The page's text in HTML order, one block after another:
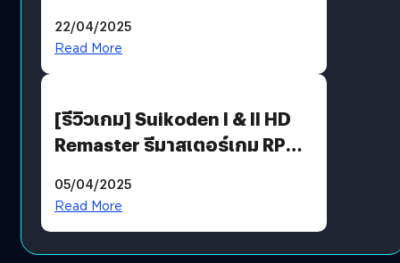
ตัวคุณ
22/04/2025
Read More
[รีวิวเกม] Suikoden I & II HD
Remaster รีมาสเตอร์เกม RPG
05/04/2025
Read More